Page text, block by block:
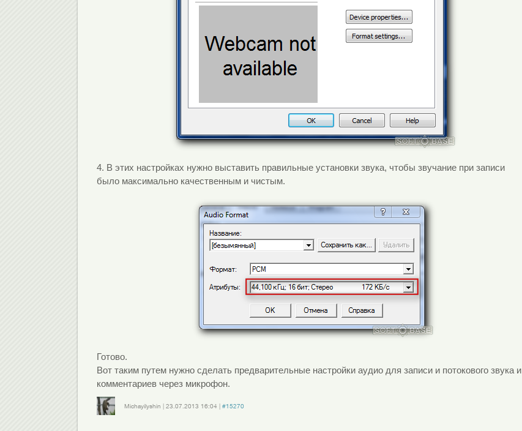
4. В этих настройках нужно выставить правильные установки звука, чтобы звучание при записи
было максимально качественным и чистым.
Готово.
Вот таким путем нужно сделать предварительные настройки аудио для записи и потокового звука и
комментариев через микрофон.
Michayilyshin 23.07.2013 16:04
#15270